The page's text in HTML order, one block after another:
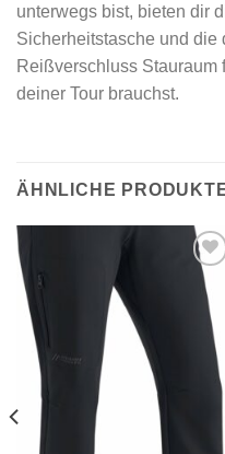
unterwegs bist, bieten dir
Sicherheitstasche und die
Reißverschluss Stauraum
deiner Tour brauchst.
ÄHNLICHE
Add to
wishlist